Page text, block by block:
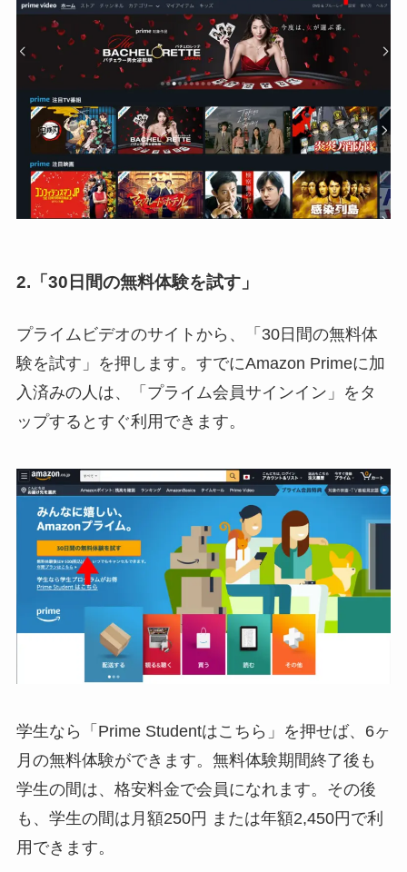
2.「30日間の無料体験を試す」
プライムビデオのサイトから、「30日間の無料体
験を試す」を押します。すでにAmazon Primeに加
入済みの人は、「プライム会員サインイン」をタ
ップするとすぐ利用できます。
学生なら「Prime Studentはこちら」を押せば、6ヶ
月の無料体験ができます。無料体験期間終了後も
学生の間は、格安料金で会員になれます。その後
も、学生の間は月額250円 または年額2,450円で利
用できます。